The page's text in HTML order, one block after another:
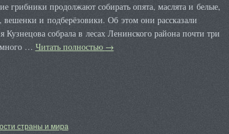
грибники продолжают собирать опята, маслята и белые,
и подберёзовики. Об этом они рассказали
Кузнецова собрала в лесах Ленинского района почти три
… Читать полностью →
страны и мира